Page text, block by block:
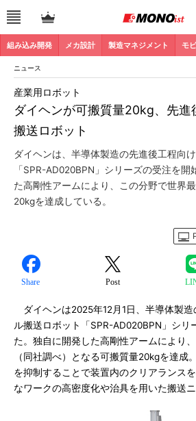
組み込み開発 メカ設計 製造マネジメント モ
ニュース
ダイヘンが可搬質量20kg、先進
搬送ロボット
産業用ロボット
ダイヘンは、半導体製造の先進後工程向
「SPR-AD020BPN」シリーズの受注を開
た高剛性アームにより、この分野で世界
20kgを達成している。
Share Post
ダイヘンは2025年12月1日、半導体製造
ル搬送ロボット「SPR-AD020BPN」シリ
た。独自に開発した高剛性アームにより
（同社調べ）となる可搬質量20kgを達成
を抑制することで装置内のクリアランス
なワークの高密度化や治具を用いた搬送